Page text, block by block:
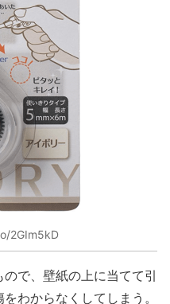
2GIm5kD
で、壁紙の上に当てて引
わからなくしてしまう。